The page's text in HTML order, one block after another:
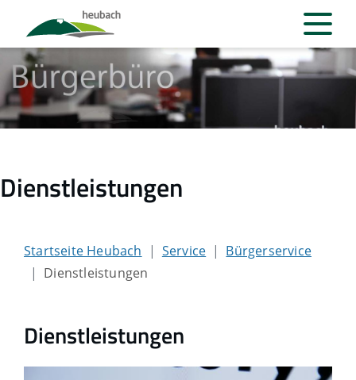
Dienstleistungen
Startseite Heubach Service
Bürgerservice
Dienstleistungen
Dienstleistungen